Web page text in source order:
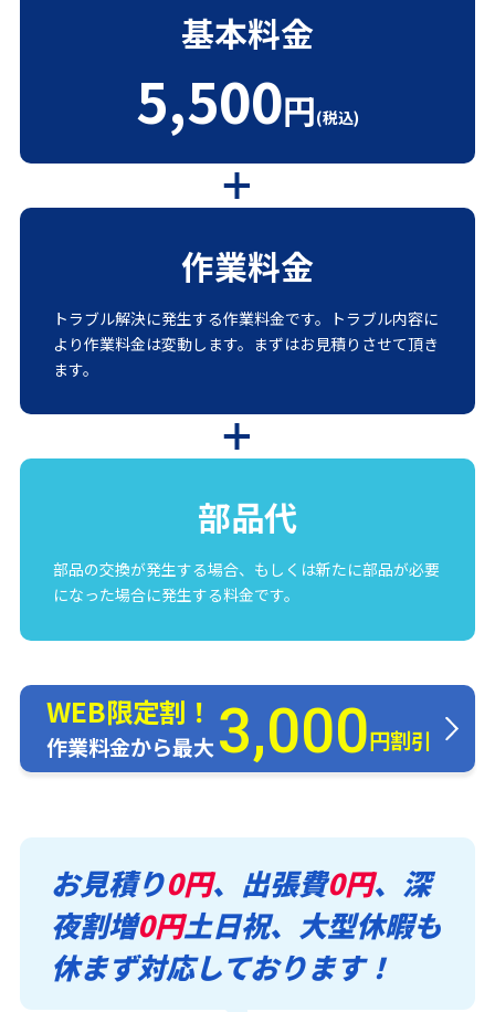
基本料金
5,500円(税込)
作業料金
トラブル解決に発生する作業料金です。トラブル内容に
より作業料金は変動します。まずはお見積りさせて頂き
ます。
部品代
部品の交換が発生する場合、もしくは新たに部品が必要
になった場合に発生する料金です。
WEB限定割！
作業料金から最大3,000円割引
お見積り0円、出張費0円、深
夜割増0円土日祝、大型休暇も
休まず対応しております！